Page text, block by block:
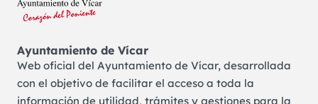
Ayuntamiento de Vícar
Web oficial del Ayuntamiento de Vícar, desarrollada
con el objetivo de facilitar el acceso a toda la
información de utilidad, trámites y gestiones para la